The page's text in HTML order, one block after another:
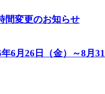
間変更のお知らせ
年6月26日（金）～8月